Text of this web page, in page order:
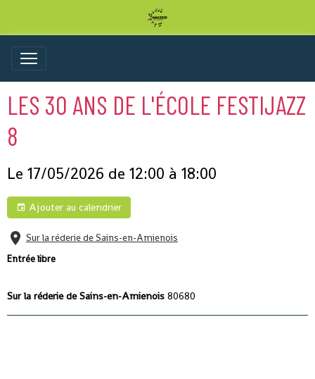
LES 30 ANS DE L'ÉCOLE FESTIJAZZ
8
Le 17/05/2026 de 12:00 à 18:00
Ajouter au calendrier
Sur la réderie de Sains-en-Amienois
Entrée libre
Sur la réderie de Sains-en-Amienois 80680